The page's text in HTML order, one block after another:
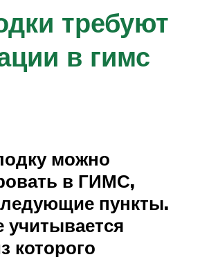
требуют
в гимс
можно
в ГИМС,
пункты.
учитывается
которого